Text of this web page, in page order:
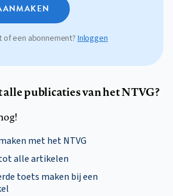
of een abonnement? Inloggen
publicaties van het NTVG?
met het NTVG
alle artikelen
toets maken bij een